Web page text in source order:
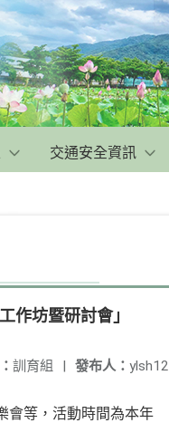
交通安全資訊
作坊暨研討會」
發布人： ylsh12
訓育組 |
會等，活動時間為本年